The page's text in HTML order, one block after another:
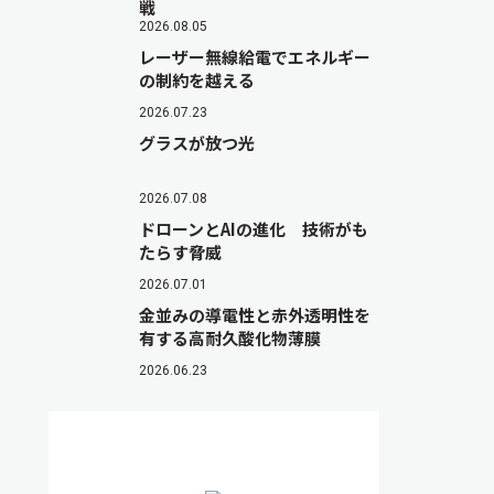
戦
2026.08.05
レーザー無線給電でエネルギー
の制約を越える
2026.07.23
グラスが放つ光
2026.07.08
ドローンとAIの進化 技術がも
たらす脅威
2026.07.01
金並みの導電性と赤外透明性を
有する高耐久酸化物薄膜
2026.06.23